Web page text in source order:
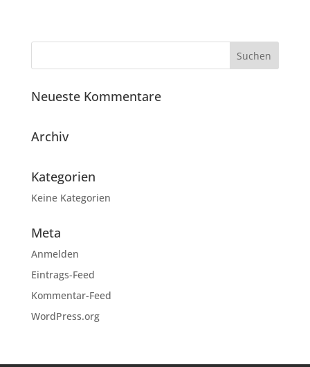
Neueste Kommentare
Archiv
Kategorien
Keine Kategorien
Meta
Anmelden
Eintrags-Feed
Kommentar-Feed
WordPress.org